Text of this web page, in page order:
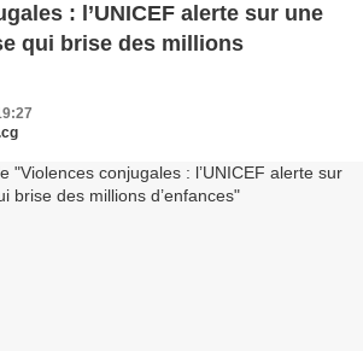
: l’UNICEF alerte sur une
qui brise des millions